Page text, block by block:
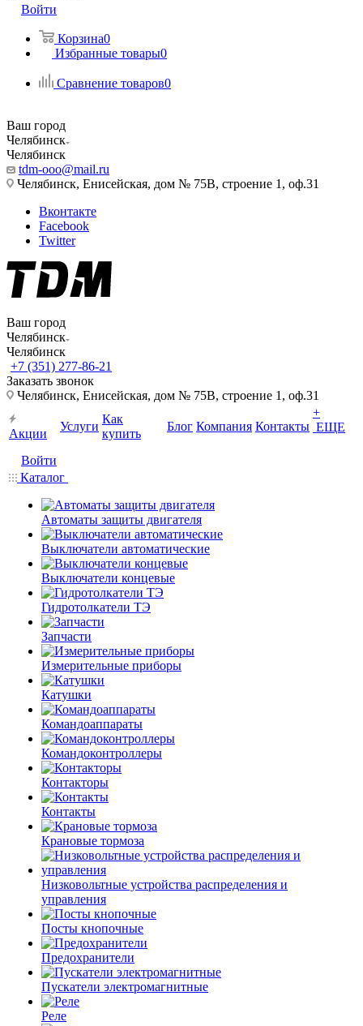
Войти
Корзина0
Избранные товары0
Сравнение товаров0
Ваш город
Челябинск
Челябинск
tdm-ooo@mail.ru
Челябинск, Енисейская, дом № 75В, строение 1, оф.31
Вконтакте
Facebook
Twitter
Ваш город
Челябинск
Челябинск
+7 (351) 277-86-21
Заказать звонок
Челябинск, Енисейская, дом № 75В, строение 1, оф.31
Акции
Услуги
Как
купить
Блог Компания Контакты
+
ЕЩЕ
Войти
Каталог
Автоматы защиты двигателя
Выключатели автоматические
Выключатели концевые
Гидротолкатели ТЭ
Запчасти
Измерительные приборы
Катушки
Командоаппараты
Командоконтроллеры
Контакторы
Контакты
Крановые тормоза
Низковольтные устройства распределения и
управления
Посты кнопочные
Предохранители
Пускатели электромагнитные
Реле